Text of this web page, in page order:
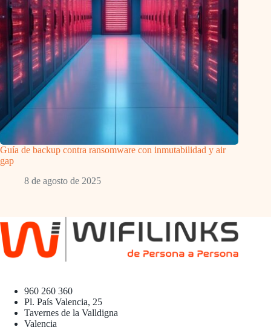
Guía de backup contra ransomware con inmutabilidad y air
gap
8 de agosto de 2025
960 260 360
Pl. País Valencia, 25
Tavernes de la Valldigna
Valencia